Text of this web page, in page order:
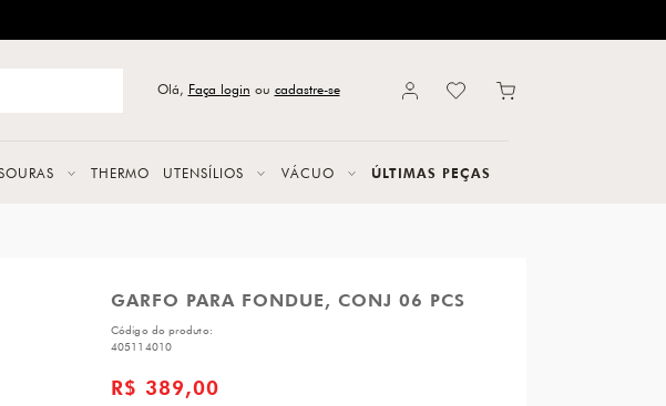
Olá, Faça login ou cadastre-se
THERMO UTENSÍLIOS VÁCUO ÚLTIMAS PEÇAS
GARFO PARA FONDUE, CONJ 06 PCS
Código do produto:
405114010
R$ 389,00